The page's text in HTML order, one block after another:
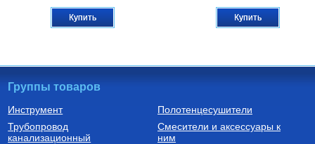
Купить Купить
Бойлеры (водонагреватели
косвенного нагрева)
Трубы из сшитого полиэтилена
Группы товаров
Инструмент
Трубопровод
канализационный
Полотенцесушители
Смесители и аксессуары к
ним